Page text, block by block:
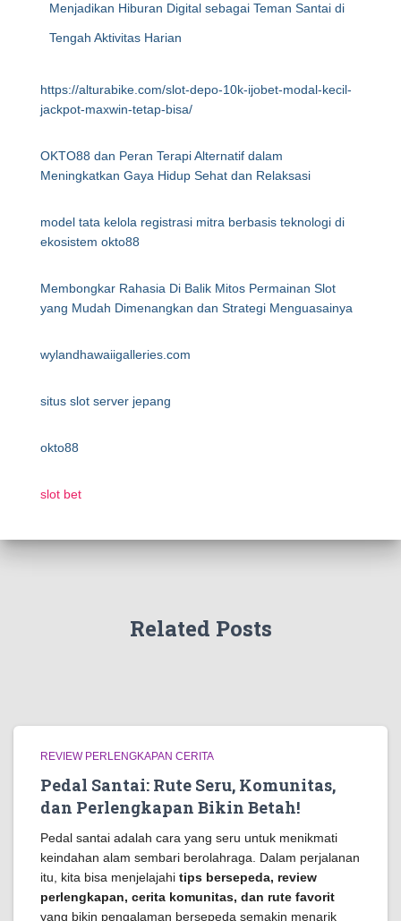
Menjadikan Hiburan Digital sebagai Teman Santai di
Tengah Aktivitas Harian
https://alturabike.com/slot-depo-10k-ijobet-modal-kecil-
jackpot-maxwin-tetap-bisa/
OKTO88 dan Peran Terapi Alternatif dalam
Meningkatkan Gaya Hidup Sehat dan Relaksasi
model tata kelola registrasi mitra berbasis teknologi di
ekosistem okto88
Membongkar Rahasia Di Balik Mitos Permainan Slot
yang Mudah Dimenangkan dan Strategi Menguasainya
wylandhawaiigalleries.com
situs slot server jepang
okto88
slot bet
Related Posts
REVIEW PERLENGKAPAN CERITA
Pedal Santai: Rute Seru, Komunitas,
dan Perlengkapan Bikin Betah!
Pedal santai adalah cara yang seru untuk menikmati
keindahan alam sembari berolahraga. Dalam perjalanan
itu, kita bisa menjelajahi tips bersepeda, review
perlengkapan, cerita komunitas, dan rute favorit
yang bikin pengalaman bersepeda semakin menarik